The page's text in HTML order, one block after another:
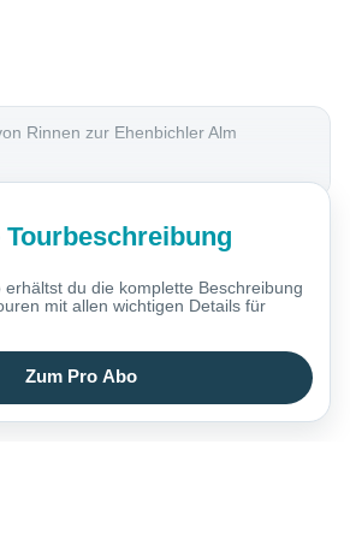
Rinnen zur Ehenbichler Alm
erhältst du die komplette Beschreibung
mit allen wichtigen Details für
Zum Pro Abo